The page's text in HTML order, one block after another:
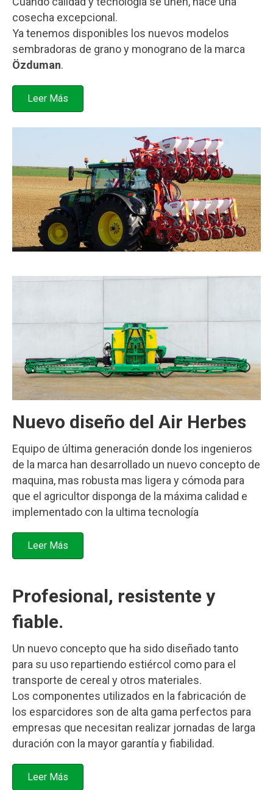
cosecha excepcional.
Ya tenemos disponibles los nuevos modelos
sembradoras de grano y monograno de la marca
Özduman.
Leer Más
Nuevo diseño del Air Herbes
Equipo de última generación donde los ingenieros
de la marca han desarrollado un nuevo concepto de
maquina, mas robusta mas ligera y cómoda para
que el agricultor disponga de la máxima calidad e
implementado con la ultima tecnología
Leer Más
Profesional, resistente y
fiable.
Un nuevo concepto que ha sido diseñado tanto
para su uso repartiendo estiércol como para el
transporte de cereal y otros materiales.
Los componentes utilizados en la fabricación de
los esparcidores son de alta gama perfectos para
empresas que necesitan realizar jornadas de larga
duración con la mayor garantía y fiabilidad.
Leer Más